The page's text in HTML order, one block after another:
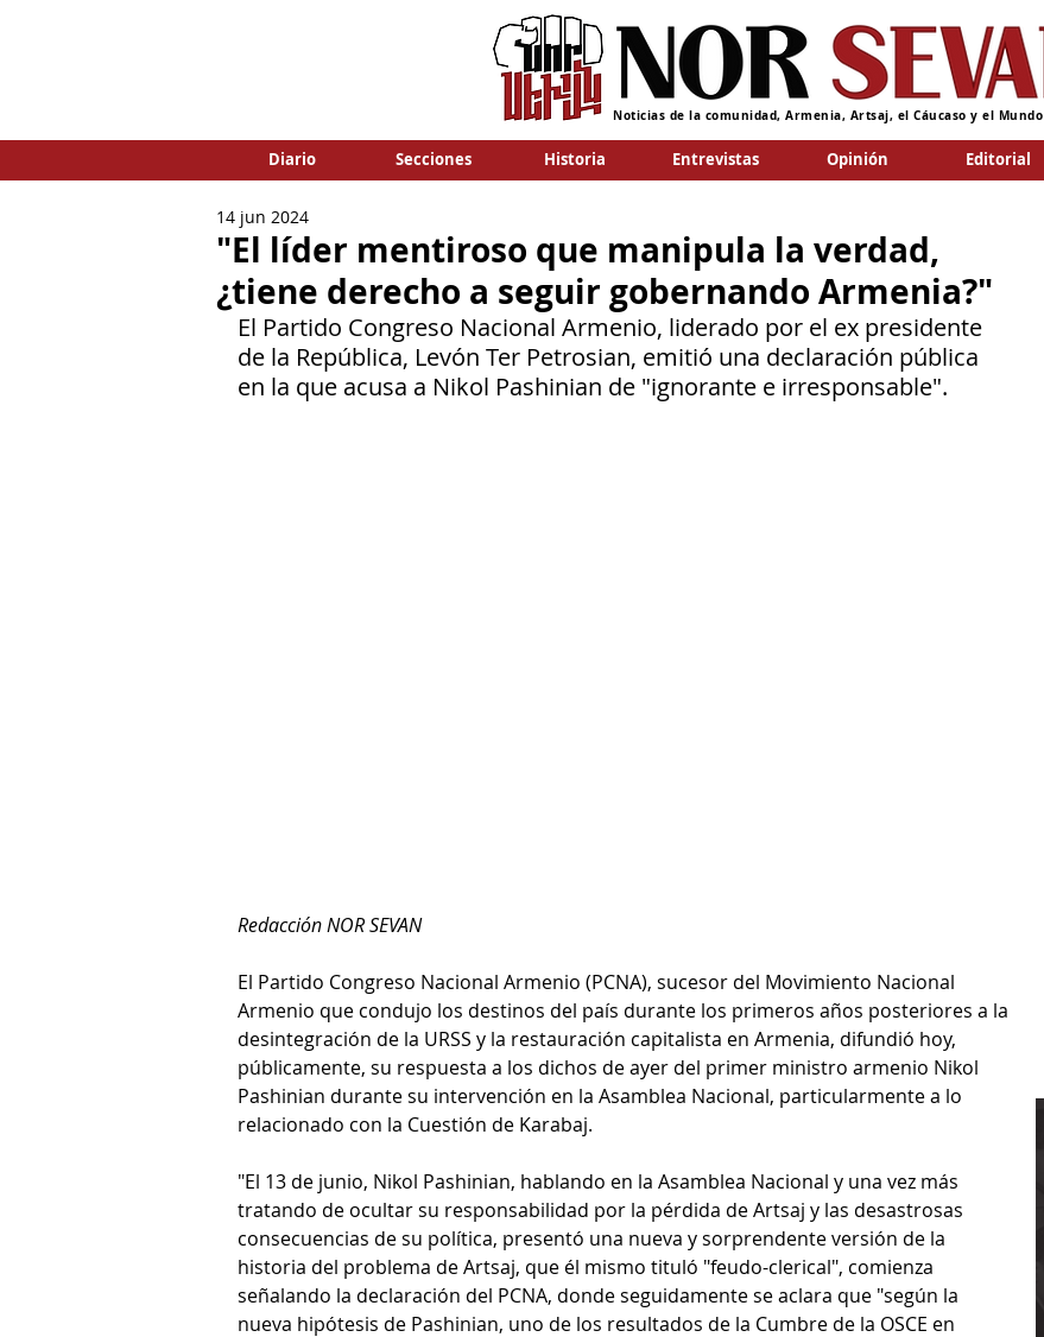
Noticias de la comunidad, Armenia, Artsaj, el Cáucaso y el Mundo
Diario Secciones Historia Entrevistas Opinión Editorial
"El líder mentiroso que manipula la verdad,
¿tiene derecho a seguir gobernando Armenia?"
14 jun 2024
El Partido Congreso Nacional Armenio, liderado por el ex presidente
de la República, Levón Ter Petrosian, emitió una declaración pública
en la que acusa a Nikol Pashinian de "ignorante e irresponsable".
Redacción NOR SEVAN
El Partido Congreso Nacional Armenio (PCNA), sucesor del Movimiento Nacional
Armenio que condujo los destinos del país durante los primeros años posteriores a la
desintegración de la URSS y la restauración capitalista en Armenia, difundió hoy,
públicamente, su respuesta a los dichos de ayer del primer ministro armenio Nikol
Pashinian durante su intervención en la Asamblea Nacional, particularmente a lo
relacionado con la Cuestión de Karabaj.
"El 13 de junio, Nikol Pashinian, hablando en la Asamblea Nacional y una vez más
tratando de ocultar su responsabilidad por la pérdida de Artsaj y las desastrosas
consecuencias de su política, presentó una nueva y sorprendente versión de la
historia del problema de Artsaj, que él mismo tituló "feudo-clerical", comienza
señalando la declaración del PCNA, donde seguidamente se aclara que "según la
nueva hipótesis de Pashinian, uno de los resultados de la Cumbre de la OSCE en